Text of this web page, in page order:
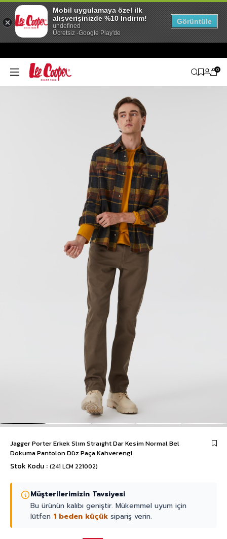
0
Jagger Porter Erkek Slım Straıght Dar Kesim Normal Bel
Dokuma Pantolon Düz Paça Kahverengi
Stok Kodu (241 LCM 221002)
Müşterilerimizin Tavsiyesi
Bu ürünün kalıbı geniştir. Mükemmel uyum için
lütfen 1 beden küçük sipariş verin.
Mobil uygulamaya özel ilk
alışverişinizde %10 İndirim!
undefined
Ücretsiz -Google Play'de
Görüntüle